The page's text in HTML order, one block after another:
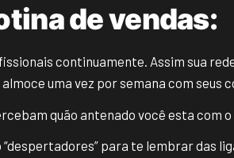
de vendas:
continuamente. Assim sua
uma vez por semana com seus
quão antenado você esta com o
para te lembrar das